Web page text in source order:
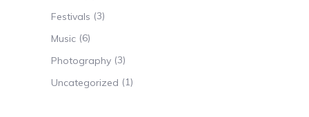
Festivals (3)
Music (6)
Photography (3)
Uncategorized (1)